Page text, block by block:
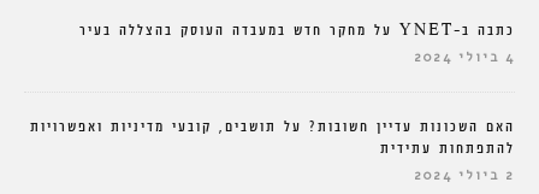
כתבה ב-YNET על מחקר חדש במעבדה העוסק בהצללה בעיר
4 ביולי 2024
האם השכונות עדיין חשובות? על תושבים, קובעי מדיניות ואפשרויות
להתפתחות עתידית
2 ביולי 2024